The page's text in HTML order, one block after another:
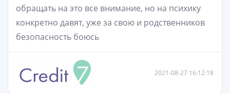
обращать на это все внимание, но на психику
конкретно давят, уже за свою и родственников
безопасность боюсь
2021-08-27 16:12:18